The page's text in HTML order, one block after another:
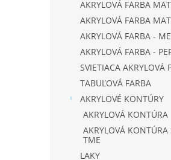
AKRYLOVÁ FARBA
AKRYLOVÁ FARBA
AKRYLOVÁ FARBA -
AKRYLOVÁ FARBA -
SVIETIACA AKRYLOVÁ
TABUĽOVÁ FARBA
AKRYLOVÉ KONTÚRY
AKRYLOVÁ KONTÚRA
AKRYLOVÁ KONTÚRA
TME
LAKY